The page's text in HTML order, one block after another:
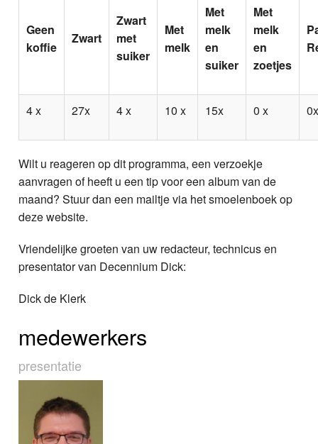
Geen
koffie
Zwart
Zwart
met
suiker
Met
melk
Met
melk
en
suiker
Met
melk
en
zoetjes
4 x 27x 4 x 10 x 15x 0 x
Wilt u reageren op dit programma, een verzoekje
aanvragen of heeft u een tip voor een album van de
maand? Stuur dan een mailtje via het smoelenboek op
deze website.
Vriendelijke groeten van uw redacteur, technicus en
presentator van Decennium Dick:
Dick de Klerk
medewerkers
presentatie